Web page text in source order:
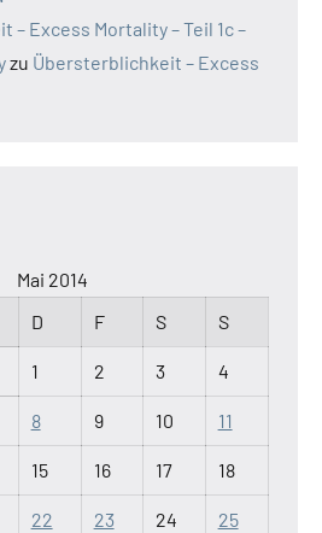
– Excess Mortality – Teil 1c –
zu Übersterblichkeit – Excess
Mai 2014
D F S S
1 2 3 4
8 9 10 11
15 16 17 18
22 23 24 25